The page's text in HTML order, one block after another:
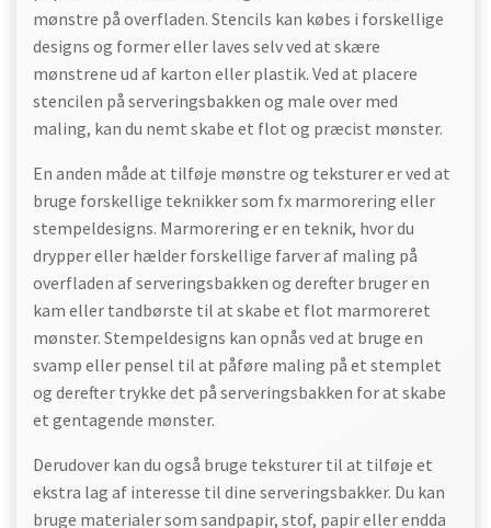
mønstre på overfladen. Stencils kan købes i forskellige
designs og former eller laves selv ved at skære
mønstrene ud af karton eller plastik. Ved at placere
stencilen på serveringsbakken og male over med
maling, kan du nemt skabe et flot og præcist mønster.
En anden måde at tilføje mønstre og teksturer er ved at
bruge forskellige teknikker som fx marmorering eller
stempeldesigns. Marmorering er en teknik, hvor du
drypper eller hælder forskellige farver af maling på
overfladen af serveringsbakken og derefter bruger en
kam eller tandbørste til at skabe et flot marmoreret
mønster. Stempeldesigns kan opnås ved at bruge en
svamp eller pensel til at påføre maling på et stemplet
og derefter trykke det på serveringsbakken for at skabe
et gentagende mønster.
Derudover kan du også bruge teksturer til at tilføje et
ekstra lag af interesse til dine serveringsbakker. Du kan
bruge materialer som sandpapir, stof, papir eller endda